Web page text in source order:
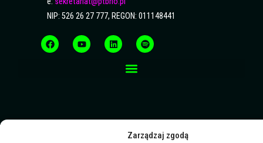
Zarządzaj zgodą
NIP: 526 26 27 777, REGON: 011148441
a
c
e
o
u
t
i
n
k
p
o
t